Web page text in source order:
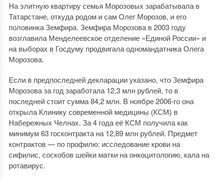
На элитную квартиру семья Морозовых зарабатывала в
Татарстане, откуда родом и сам Олег Морозов, и его
половинка Земфира. Земфира Морозова в 2003 году
возглавила Менделеевское отделение «Единой России» и
на выборах в Госдуму продвигала одномандатника Олега
Морозова.
Если в предпоследней декларации указано, что Земфира
Морозова за год заработала 12,3 млн рублей, то в
последней стоит сумма 84,2 млн. В ноябре 2006-го она
открыла Клинику современной медицины (КСМ) в
Набережных Челнах. За 4 года её КСМ получила как
минимум 63 госконтракта на 12,89 млн рублей. Предмет
контрактов — по профилю: исследование крови на
сифилис, соскобов шейки матки на онкоцитологию, кала на
ротавирус.